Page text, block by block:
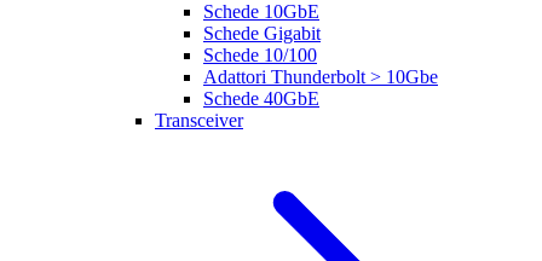
Schede 10GbE
Schede Gigabit
Schede 10/100
Adattori Thunderbolt > 10Gbe
Schede 40GbE
Transceiver